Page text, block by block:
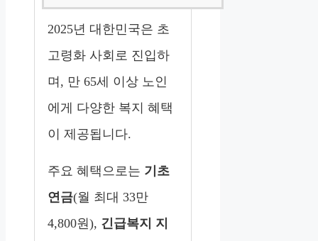
2025년 대한민국은 초
고령화 사회로 진입하
며, 만 65세 이상 노인
에게 다양한 복지 혜택
이 제공됩니다.
주요 혜택으로는 기초
연금(월 최대 33만
4,800원), 긴급복지 지